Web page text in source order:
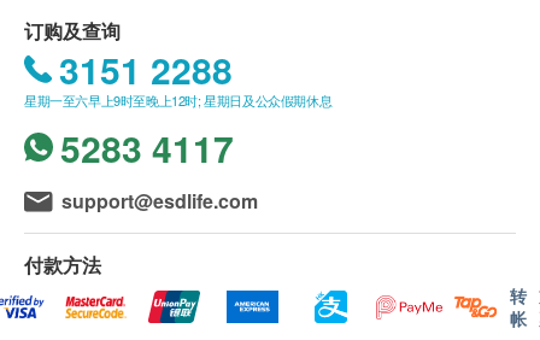
细码产品大小：16w x 12.2h cm
加细产品大小：13.5wx 10.5 cm
认。倘若生活易未能提供任何订单上的货品，生活
易有权拒绝接受该订单，并且会于送货前透过电话
或电邮通知顾客再作安排。
一般条款
所有出售之货品均不设退款。
此产品由恒安威信药业有限公司提供。
如有任何争议，恒安威信药业有限公司及健康生活
易保留最终决议权。
订购及查询
3151 2288
星期一至六早上9时至晚上12时; 星期日及公众假期休息
5283 4117
support@esdlife.com
付款方法
转
帐